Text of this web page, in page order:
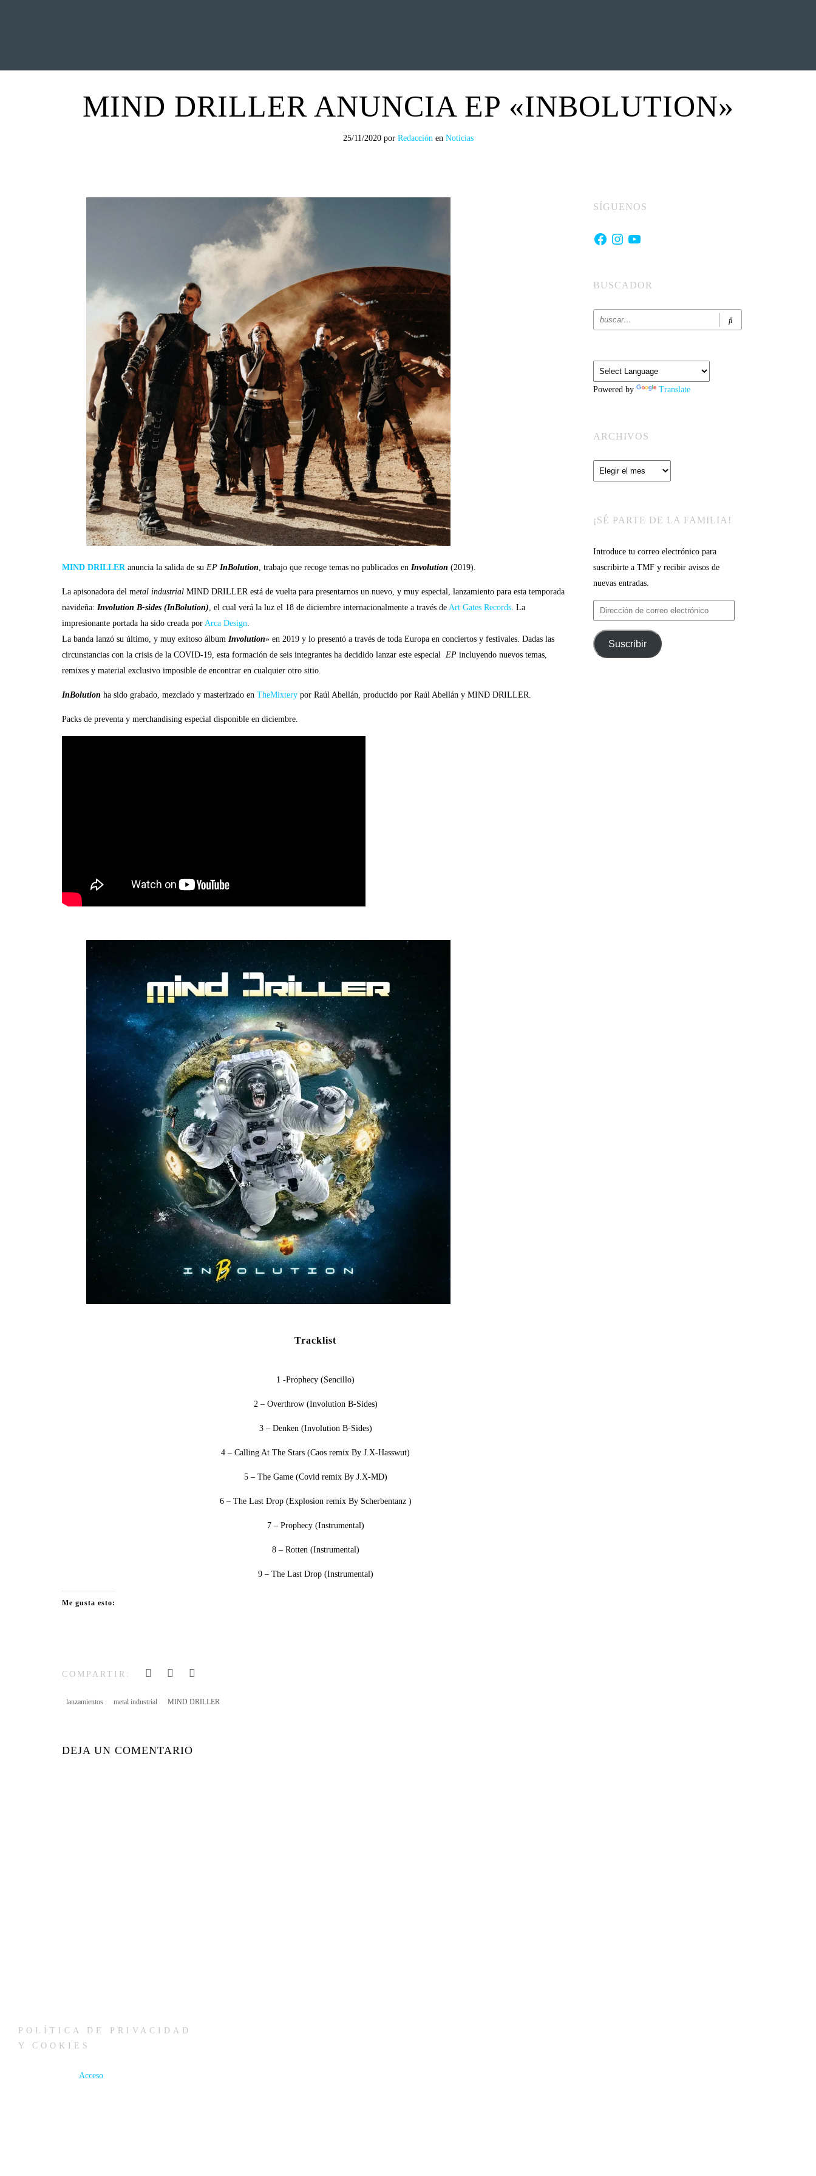
MIND DRILLER ANUNCIA EP «INBOLUTION»
25/11/2020 por Redacción en Noticias
MIND DRILLERanuncia la salida de su EP InBolution, trabajo que recoge temas no publicados en Involution (2019).
La apisonadora del metal industrial MIND DRILLER está de vuelta para presentarnos un nuevo, y muy especial, lanzamiento para esta temporada
navideña: Involution B-sides (InBolution), el cual verá la luz el 18 de diciembre internacionalmente a través de Art Gates Records. La
impresionante portada ha sido creada por Arca Design.
La banda lanzó su último, y muy exitoso álbum Involution» en 2019 y lo presentó a través de toda Europa en conciertos y festivales. Dadas las
circunstancias con la crisis de la COVID-19, esta formación de seis integrantes ha decidido lanzar este especial EP incluyendo nuevos temas,
remixes y material exclusivo imposible de encontrar en cualquier otro sitio.
InBolution ha sido grabado, mezclado y masterizado en TheMixtery por Raúl Abellán, producido por Raúl Abellán y MIND DRILLER.
Packs de preventa y merchandising especial disponible en diciembre.
Tracklist
1 -Prophecy (Sencillo)
2 – Overthrow (Involution B-Sides)
3 – Denken (Involution B-Sides)
4 – Calling At The Stars (Caos remix By J.X-Hasswut)
5 – The Game (Covid remix By J.X-MD)
6 – The Last Drop (Explosion remix By Scherbentanz )
7 – Prophecy (Instrumental)
8 – Rotten (Instrumental)
9 – The Last Drop (Instrumental)
Me gusta esto:
COMPARTIR:
lanzamientos metal industrial MIND DRILLER
DEJA UN COMENTARIO
SÍGUENOS
FacebookInstagramYouTube
BUSCADOR
Powered by Translate
ARCHIVOS
Archivos
¡SÉ PARTE DE LA FAMILIA!
Introduce tu correo electrónico para
suscribirte a TMF y recibir avisos de
nuevas entradas.
Dirección
de
correo
electrónico
Suscribir
POLÍTICA DE PRIVACIDAD
Y COOKIES
Acceso